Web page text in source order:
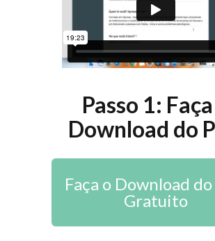
Passo 1:
Download do
Faça o Download
Gratuito